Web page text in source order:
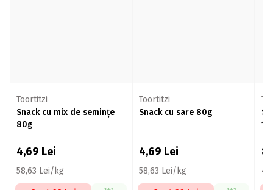
Toortitzi
Snack cu mix de semințe
80g
4,69 Lei
58,63 Lei/kg
Toortitzi
Snack cu sare 80g
4,69 Lei
58,63 Lei/kg